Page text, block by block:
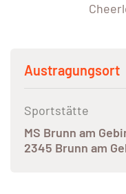
Austragungsort
Sportstätte
MS Brunn am
2345 Brunn am